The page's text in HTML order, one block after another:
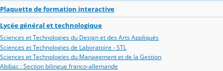
Plaquette de formation interactive
Lycée général et technologique
Sciences et Technologies du Design et des Arts Appliqués
Sciences et Technologies de Laboratoire - STL
Sciences et Technologies du Management et de la Gestion
Abibac : Section bilingue franco-allemande